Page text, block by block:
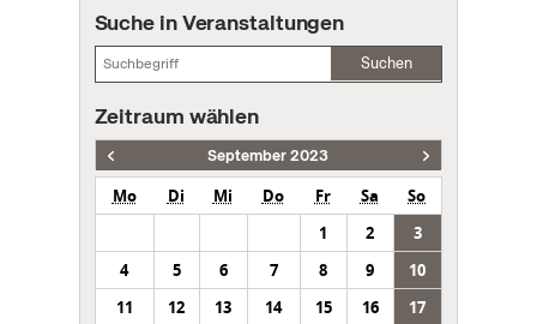
Suche in Veranstaltungen
Suchen
Zeitraum wählen
September 2023
Mo Di Mi Do Fr Sa
So
1
2
3
4
5 6 7 8 9
10
11
12 13 14 15 16
17